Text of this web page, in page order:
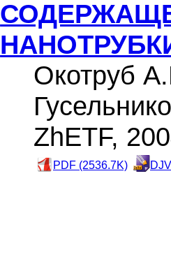
Окотруб
ZhETF,
PDF (2536.7K)